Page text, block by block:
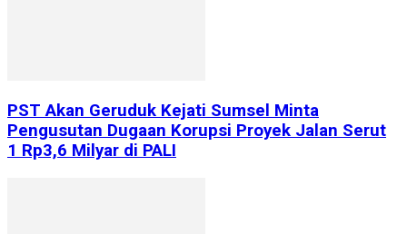
PST Akan Geruduk Kejati Sumsel Minta
Pengusutan Dugaan Korupsi Proyek Jalan Serut
1 Rp3,6 Milyar di PALI